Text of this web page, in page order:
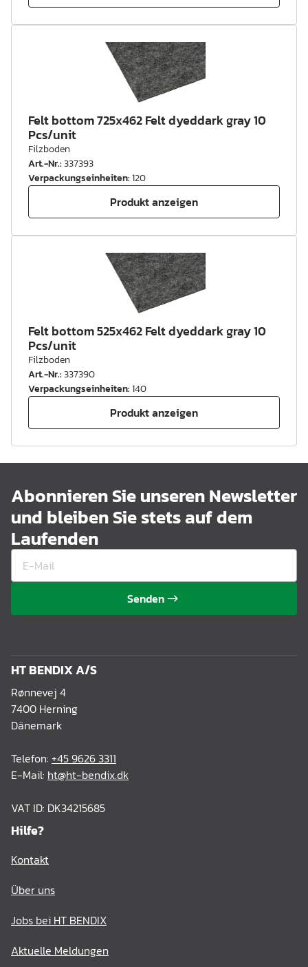
Felt bottom 725x462 Felt dyeddark gray 10
Pcs/unit
Filzboden
Art.-Nr.:337393
Verpackungseinheiten:120
Produkt anzeigen
Felt bottom 525x462 Felt dyeddark gray 10
Pcs/unit
Filzboden
Art.-Nr.:337390
Verpackungseinheiten:140
Produkt anzeigen
Abonnieren Sie unseren Newsletter
und bleiben Sie stets auf dem
Laufenden
Senden
HT BENDIX A/S
Rønnevej 4
7400 Herning
Dänemark
Telefon: +45 9626 3311
E-Mail: ht@ht-bendix.dk
VAT ID: DK34215685
Hilfe?
Kontakt
Über uns
Jobs bei HT BENDIX
Aktuelle Meldungen